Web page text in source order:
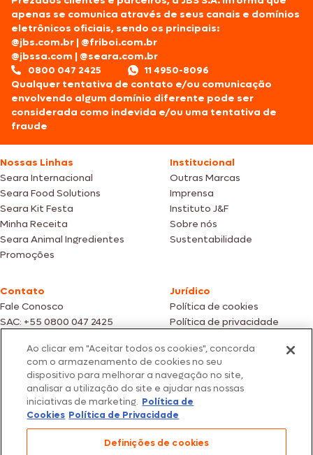
apenas se comunica através de seus canais e domínios
eletrônicos oficiais, sendo os principais:
@jbs.com.br |@friboi.com.br
@jbssa.com |@seara.com.br
0800 047 2425
11 4950-8096
Qualquer tentativa de contato e/ou comunicação
envolvendo algum domínio diferente pode ser
considerada como indevida e/ou uma tentativa de
fraude
Nossas Linhas
Seara Internacional
Seara Food Solutions
Seara Kit Festa
Minha Receita
Seara Animal Ingredientes
Promoções
Institucional
Outras Marcas
Imprensa
Instituto J&F
Sobre nós
Sustentabilidade
Contato
Fale Conosco
SAC: +55 0800 047 2425
Jurídico
Política de cookies
Política de privacidade
Fotos meramente ilustrativas | Ofertas válidas enquanto durarem os
estoques dos nossos parceiros | Vendas sujeitas a análise e confirmação
de dados.
Os preços, promoções e condições de pagamento são válidos
exclusivamente para compras efetuadas em nossos parceiros.
Todos os produtos estão sujeitos a disponibilidade de estoque.
São Paulo/SP – CEP 05.118-100
Ao clicar em "Aceitar todos os cookies", concorda
com o armazenamento de cookies no seu
dispositivo para melhorar a navegação no site,
analisar a utilização do site e ajudar nas nossas
iniciativas de marketing. Política de
Cookies Política de Privacidade
Definições de cookies